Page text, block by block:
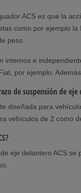
ACS es que la
como por ejemplo
peso.
internos e
por ejemplo.
de suspensión de eje
diseñada para
vehículos de 2 como
eje delantero ACS